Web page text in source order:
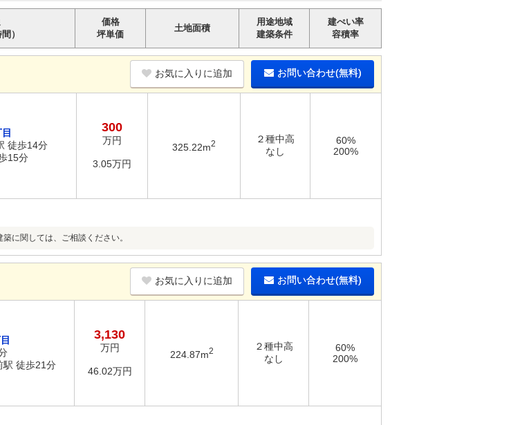
）
価格
坪単価
土地面積
用途地域
建築条件
建ぺい率
容積率
お気に入りに追加 お問い合わせ(無料)
徒歩14分
15分
300
万円
3.05万円
325.22m2
２種中高
なし
60%
200%
に関しては、ご相談ください。
お気に入りに追加 お問い合わせ(無料)
駅 徒歩21分
3,130
万円
46.02万円
224.87m2
２種中高
なし
60%
200%